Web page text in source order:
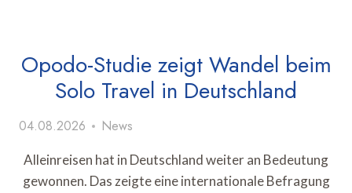
Opodo-Studie zeigt Wandel beim
Solo Travel in Deutschland
04.08.2026 News
Alleinreisen hat in Deutschland weiter an Bedeutung
gewonnen. Das zeigte eine internationale Befragung